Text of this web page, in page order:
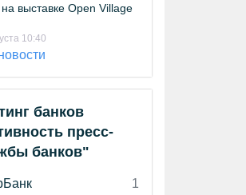
выставке Open Village
10:40
банков
пресс-
банков"
1